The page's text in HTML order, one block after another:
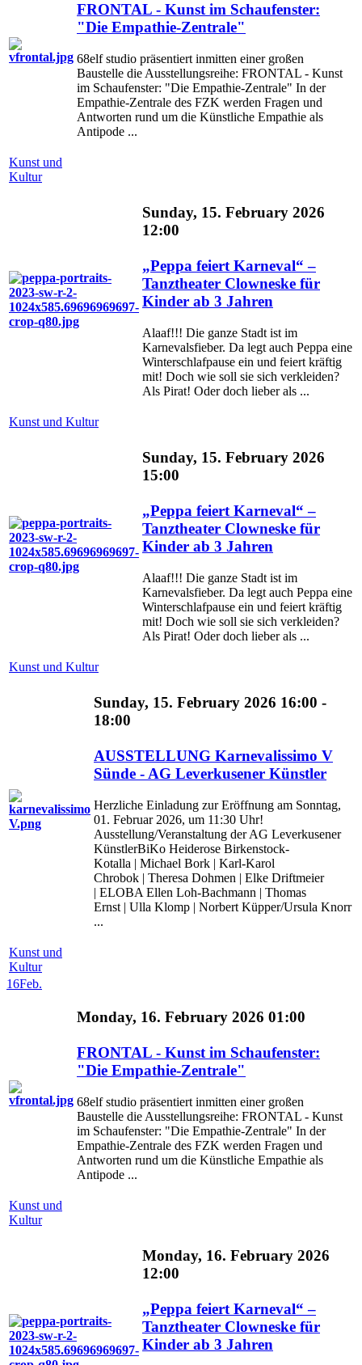
FRONTAL - Kunst im Schaufenster:
"Die Empathie-Zentrale"
68elf studio präsentiert inmitten einer großen
Baustelle die Ausstellungsreihe: FRONTAL - Kunst
im Schaufenster: "Die Empathie-Zentrale" In der
Empathie-Zentrale des FZK werden Fragen und
Antworten rund um die Künstliche Empathie als
Antipode ...
Kunst und
Kultur
Sunday, 15. February 2026
12:00
„Peppa feiert Karneval“ –
Tanztheater Clowneske für
Kinder ab 3 Jahren
Alaaf!!! Die ganze Stadt ist im
Karnevalsfieber. Da legt auch Peppa eine
Winterschlafpause ein und feiert kräftig
mit! Doch wie soll sie sich verkleiden?
Als Pirat! Oder doch lieber als ...
Kunst und Kultur
Sunday, 15. February 2026
15:00
„Peppa feiert Karneval“ –
Tanztheater Clowneske für
Kinder ab 3 Jahren
Alaaf!!! Die ganze Stadt ist im
Karnevalsfieber. Da legt auch Peppa eine
Winterschlafpause ein und feiert kräftig
mit! Doch wie soll sie sich verkleiden?
Als Pirat! Oder doch lieber als ...
Kunst und Kultur
Sunday, 15. February 2026 16:00 -
18:00
AUSSTELLUNG Karnevalissimo V
Sünde - AG Leverkusener Künstler
Herzliche Einladung zur Eröffnung am Sonntag,
01. Februar 2026, um 11:30 Uhr!
Ausstellung/Veranstaltung der AG Leverkusener
KünstlerBiKo Heiderose Birkenstock-
Kotalla | Michael Bork | Karl-Karol
Chrobok | Theresa Dohmen | Elke Driftmeier
| ELOBA Ellen Loh-Bachmann | Thomas
Ernst | Ulla Klomp | Norbert Küpper/Ursula Knorr
...
Kunst und
Kultur
16Feb.
Monday, 16. February 2026 01:00
FRONTAL - Kunst im Schaufenster:
"Die Empathie-Zentrale"
68elf studio präsentiert inmitten einer großen
Baustelle die Ausstellungsreihe: FRONTAL - Kunst
im Schaufenster: "Die Empathie-Zentrale" In der
Empathie-Zentrale des FZK werden Fragen und
Antworten rund um die Künstliche Empathie als
Antipode ...
Kunst und
Kultur
Monday, 16. February 2026
12:00
„Peppa feiert Karneval“ –
Tanztheater Clowneske für
Kinder ab 3 Jahren